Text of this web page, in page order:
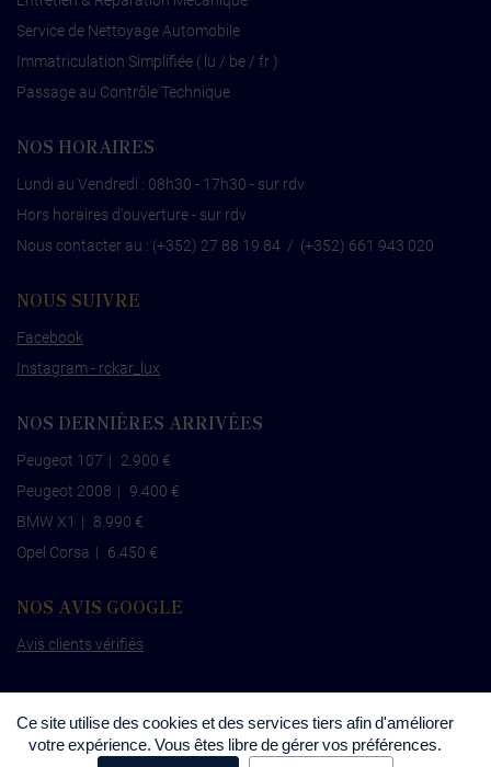
Service de Nettoyage Automobile
Immatriculation Simplifiée ( lu / be / fr )
Passage au Contrôle Technique
NOS HORAIRES
Lundi au Vendredi : 08h30 - 17h30 - sur rdv
Hors horaires d'ouverture - sur rdv
Nous contacter au : (+352) 27 88 19 84 / (+352) 661 943 020
NOUS SUIVRE
Facebook
Instagram - rckar_lux
NOS DERNIÈRES ARRIVÉES
Peugeot 107 |
2.900 €
Peugeot 2008 |
9.400 €
BMW X1 |
8.990 €
Opel Corsa | 6.450 €
NOS AVIS GOOGLE
Avis clients vérifiés
©RCKAR • Mentions légales • Politique de
Ce site utilise des cookies et des services tiers afin d'améliorer
votre expérience. Vous êtes libre de gérer vos préférences.